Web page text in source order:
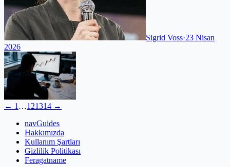
Sigrid Voss·23 Nisan
2026
← 1 …121314 →
navGuides
Hakkımızda
Kullanım Şartları
Gizlilik Politikası
Feragatname